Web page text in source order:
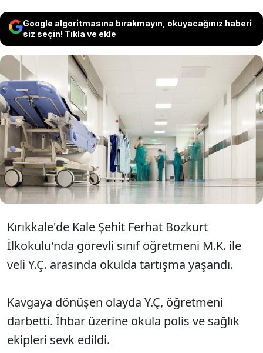
Google algoritmasına bırakmayın, okuyacağınız haberi
siz seçin! Tıkla ve ekle
Kırıkkale'de sınıf öğretmenini darbeden
veli gözaltına alındı. İl Milli Eğitim
Müdürlüğü'nden saldırıyla ilgili
açıklama geldi.
Kırıkkale'de Kale Şehit Ferhat Bozkurt
İlkokulu'nda görevli sınıf öğretmeni M.K. ile
veli Y.Ç. arasında okulda tartışma yaşandı.
Kavgaya dönüşen olayda Y.Ç, öğretmeni
darbetti. İhbar üzerine okula polis ve sağlık
ekipleri sevk edildi.